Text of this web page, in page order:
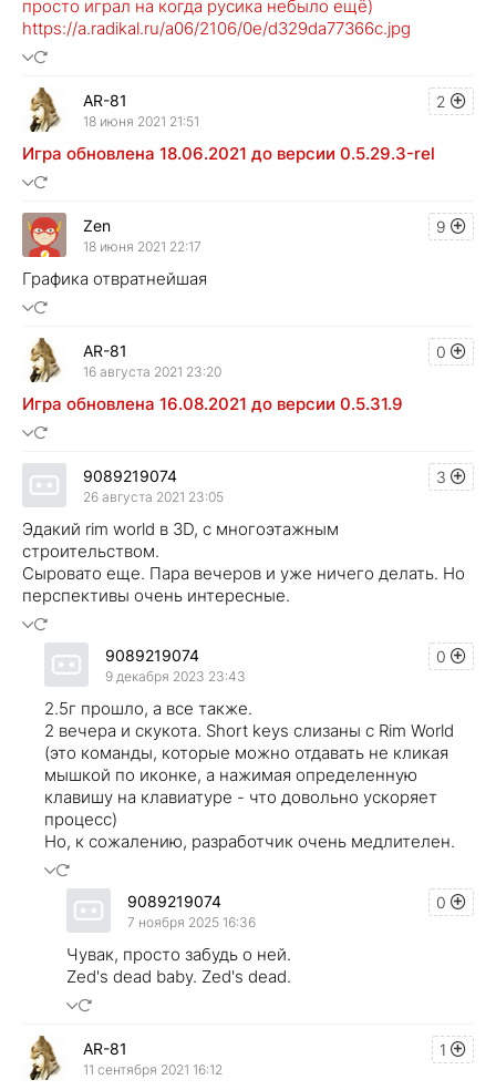
просто играл на когда русика небыло ещё)
https://a.radikal.ru/a06/2106/0e/d329da77366c.jpg
2
AR-81
18 июня 2021 21:51
Игра обновлена 18.06.2021 до версии 0.5.29.3-rel
9
Zen
18 июня 2021 22:17
Графика отвратнейшая
0
AR-81
16 августа 2021 23:20
Игра обновлена 16.08.2021 до версии 0.5.31.9
3
9089219074
26 августа 2021 23:05
Эдакий rim world в 3D, c многоэтажным
строительством.
Сыровато еще. Пара вечеров и уже ничего делать. Но
перспективы очень интересные.
0
9089219074
9 декабря 2023 23:43
2.5г прошло, а все также.
2 вечера и скукота. Short keys слизаны с Rim World
(это команды, которые можно отдавать не кликая
мышкой по иконке, а нажимая определенную
клавишу на клавиатуре - что довольно ускоряет
процесс)
Но, к сожалению, разработчик очень медлителен.
0
9089219074
7 ноября 2025 16:36
Чувак, просто забудь о ней.
Zed's dead baby. Zed's dead.
1
AR-81
11 сентября 2021 16:12